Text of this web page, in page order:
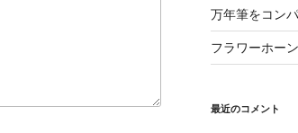
万年筆をコン
フラワーホー
最近のコメント